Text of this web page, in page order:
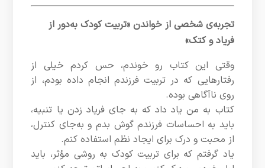
تجربه‌ی شخصی از خواندن «تربیت کودک به‌دور از
فریاد و کتک»
وقتی این کتاب رو خوندم، حس کردم خیلی از
رفتارهایی که در تربیت فرزندم انجام داده بودم، از
روی ناآگاهی بوده.
کتاب به من یاد داد که به جای فریاد زدن یا تنبیه،
باید به احساسات فرزندم گوش بدم و به‌جای کنترل،
از محبت و درک برای ایجاد نظم استفاده کنم.
یاد گرفتم که برای تربیت کودک به روشی مؤثر، باید